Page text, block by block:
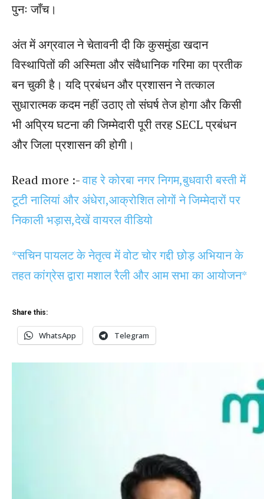
पुनः जाँच।
अंत में अग्रवाल ने चेतावनी दी कि कुसमुंडा खदान
विस्थापितों की अस्मिता और संवैधानिक गरिमा का प्रतीक
बन चुकी है। यदि प्रबंधन और प्रशासन ने तत्काल
सुधारात्मक कदम नहीं उठाए तो संघर्ष तेज होगा और किसी
भी अप्रिय घटना की जिम्मेदारी पूरी तरह SECL प्रबंधन
और जिला प्रशासन की होगी।
Read more :-वाह रे कोरबा नगर निगम,बुधवारी बस्ती में
टूटी नालियां और अंधेरा,आक्रोशित लोगों ने जिम्मेदारों पर
निकाली भड़ास,देखें वायरल वीडियो
*सचिन पायलट के नेतृत्व में वोट चोर गद्दी छोड़ अभियान के
तहत कांग्रेस द्वारा मशाल रैली और आम सभा का आयोजन*
Share this:
WhatsApp Telegram